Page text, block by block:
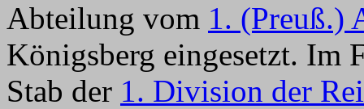
Abteilung vom 1. (Preuß.)
Königsberg eingesetzt. Im
Stab der 1. Division der